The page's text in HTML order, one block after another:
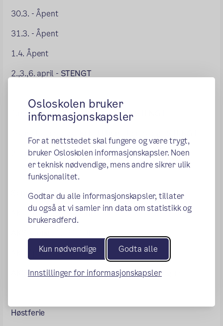
Osloskolen bruker
informasjonskapsler
For at nettstedet skal fungere og være trygt,
bruker Osloskolen informasjonskapsler. Noen
er teknisk nødvendige, mens andre sikrer ulik
funksjonalitet.
Godtar du alle informasjonskapsler, tillater
du også at vi samler inn data om statistikk og
brukeradferd.
Kun nødvendige Godta alle
Innstillinger for informasjonskapsler
30.3. - Åpent
31.3. - Åpent
1.4. Åpent
2.,3.,6. april - STENGT
1.mai (fredag) - arbeidernes dag -
25. mai (mandag) - 2. pinsedag -STENGT
Sommerferie
AKS-åpent 22.-30. juni
AKS-åpent 1.-12. august
AKS-stengt13.,14. august (planleggingsdager)
Høstferie